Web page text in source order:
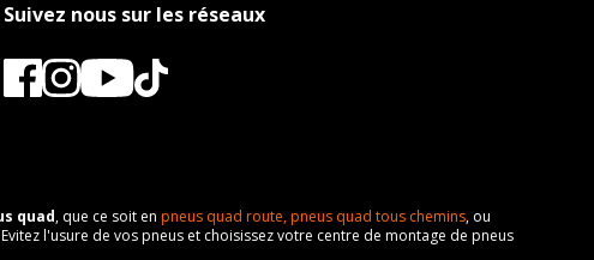
Suivez nous sur les réseaux
quad, que ce soit en pneus quad route,pneus quad tous chemins, ou
l'usure de vos pneus et choisissez votre centre de montage de pneus